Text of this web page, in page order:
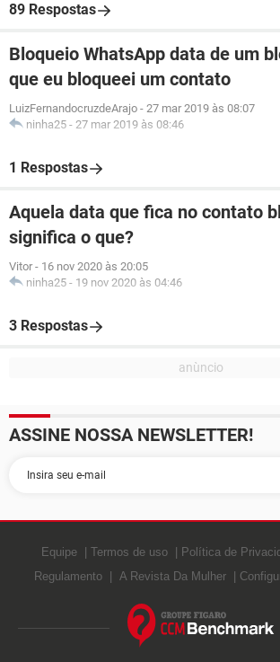
89 Respostas
Bloqueio WhatsApp data de um
que eu bloqueei um contato
LuizFernandocruzdeArajo - 27 mar 2019 às 08:07
ninha25 - 27 mar 2019 às 08:46
1 Respostas
Aquela data que fica no contato
significa o que?
Vitor - 16 nov 2020 às 20:05
ninha25 - 19 nov 2020 às 04:46
3 Respostas
ASSINE NOSSA NEWSLETTER!
Equipe Termos de uso Política de
Regulamento
A Revista Da Mulher